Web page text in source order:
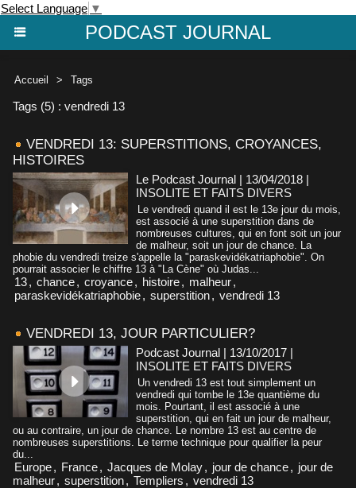
Select Language ▼
PODCAST JOURNAL
Accueil > Tags
Tags (5) : vendredi 13
VENDREDI 13: SUPERSTITIONS, CROYANCES,
HISTOIRES
Le Podcast Journal | 13/04/2018 |
INSOLITE ET FAITS DIVERS
Le vendredi quand il est le 13e jour du mois,
est associé à une superstition dans de
nombreuses cultures, qui en font soit un jour
de malheur, soit un jour de chance. La
phobie du vendredi treize s'appelle la "paraskevidékatriaphobie". On
pourrait associer le chiffre 13 à "La Cène" où Judas...
13, chance, croyance, histoire, malheur,
paraskevidékatriaphobie, superstition, vendredi 13
VENDREDI 13, JOUR PARTICULIER?
Podcast Journal | 13/10/2017 |
INSOLITE ET FAITS DIVERS
Un vendredi 13 est tout simplement un
vendredi qui tombe le 13e quantième du
mois. Pourtant, il est associé à une
superstition, qui en fait un jour de malheur,
ou au contraire, un jour de chance. Le nombre 13 est au centre de
nombreuses superstitions. Le terme technique pour qualifier la peur
du...
Europe, France, Jacques de Molay, jour de chance, jour de
malheur, superstition, Templiers , vendredi 13